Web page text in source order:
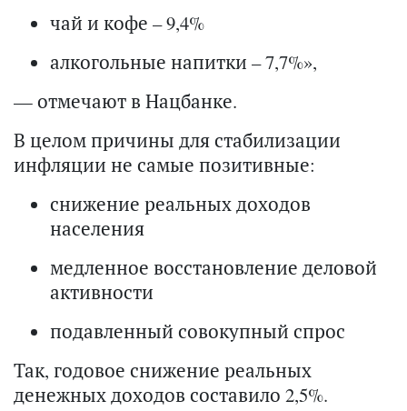
чай и кофе – 9,4%
алкогольные напитки – 7,7%»,
— отмечают в Нацбанке.
В целом причины для стабилизации
инфляции не самые позитивные:
снижение реальных доходов
населения
медленное восстановление деловой
активности
подавленный совокупный спрос
Так, годовое снижение реальных
денежных доходов составило 2,5%.